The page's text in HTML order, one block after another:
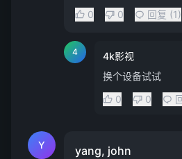
0
0 回复 (1)
4 4k影视
换个设备试试
0
0
Y yang, john